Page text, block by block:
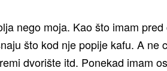
nego moja. Kao što imam pred
što kod nje popije kafu. A ne
dvorište itd. Ponekad imam